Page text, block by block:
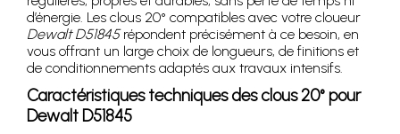
d’énergie. Les clous 20° compatibles avec votre cloueur
Dewalt D51845répondent précisément à ce besoin, en
vous offrant un large choix de longueurs, de finitions et
de conditionnements adaptés aux travaux intensifs.
Caractéristiques techniques des clous 20° pour
Dewalt D51845